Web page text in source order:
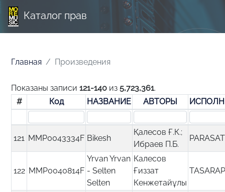
Каталог прав
Главная Произведения
Показаны записи121-140 из5,723,361.
#
Код НАЗВАНИЕ АВТОРЫ
121 MMP0043334F Bikesh
Қалесов Ғ.К.;
Ибраев П.Б.
PARASAT
122 MMP0040814F
Yrvan Yrvan
- Selten
Selten
Калесов
Ғиззат
Кенжетайұлы